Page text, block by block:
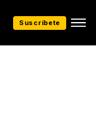
Suscríbete